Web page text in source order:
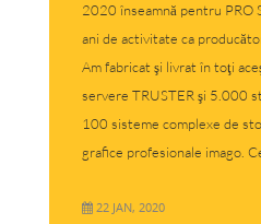
2020 înseamnă pentru PRO
ani de activitate ca
Am fabricat şi livrat în toţi
servere TRUSTER şi 5.000
100 sisteme complexe de
grafice profesionale imago.
22 JAN, 2020